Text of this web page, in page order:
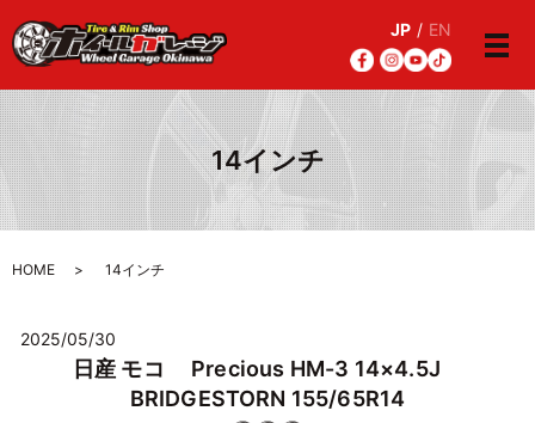
JP / EN
メ
14インチ
HOME 14インチ
2025/05/30
日産 モコ Precious HM-3 14×4.5J
BRIDGESTORN 155/65R14